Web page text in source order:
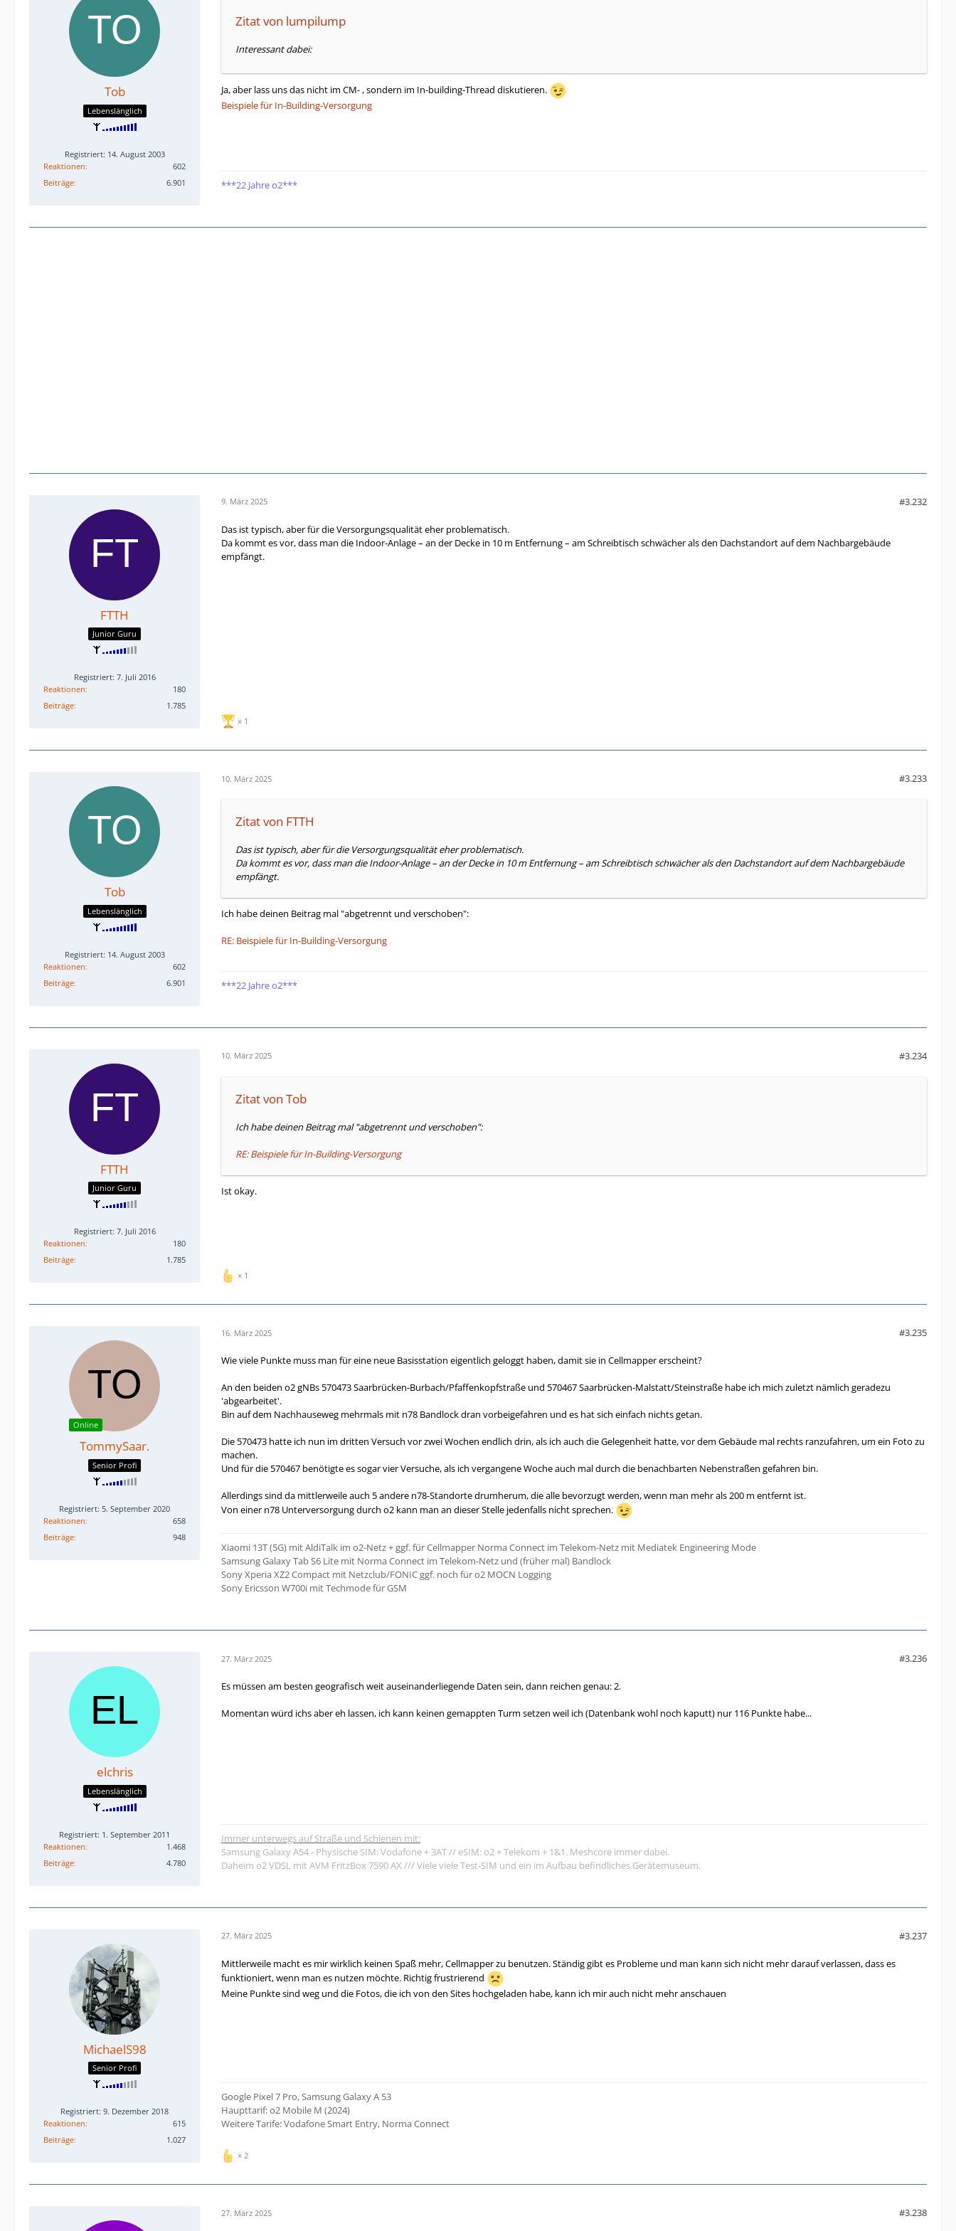
Tob
Lebenslänglich
Registriert: 14. August 2003
Reaktionen
602
Beiträge
6.901
Zitat von lumpilump
Interessant dabei:
Ja, aber lass uns das nicht im CM- , sondern im In-building-Thread diskutieren.
Beispiele für In-Building-Versorgung
***22 Jahre o2***
FTTH
Junior Guru
Registriert: 7. Juli 2016
Reaktionen
180
Beiträge
1.785
9. März 2025 #3.232
Das ist typisch, aber für die Versorgungsqualität eher problematisch.
Da kommt es vor, dass man die Indoor-Anlage – an der Decke in 10 m Entfernung – am Schreibtisch schwächer als den Dachstandort auf dem Nachbargebäude
empfängt.
1
Tob
Lebenslänglich
Registriert: 14. August 2003
Reaktionen
602
Beiträge
6.901
10. März 2025 #3.233
Zitat von FTTH
Das ist typisch, aber für die Versorgungsqualität eher problematisch.
Da kommt es vor, dass man die Indoor-Anlage – an der Decke in 10 m Entfernung – am Schreibtisch schwächer als den Dachstandort auf dem Nachbargebäude
empfängt.
Ich habe deinen Beitrag mal "abgetrennt und verschoben":
RE: Beispiele für In-Building-Versorgung
***22 Jahre o2***
FTTH
Junior Guru
Registriert: 7. Juli 2016
Reaktionen
180
Beiträge
1.785
10. März 2025 #3.234
Zitat von Tob
Ich habe deinen Beitrag mal "abgetrennt und verschoben":
RE: Beispiele für In-Building-Versorgung
Ist okay.
1
Online
TommySaar.
Senior Profi
Registriert: 5. September 2020
Reaktionen
658
Beiträge
948
16. März 2025 #3.235
Wie viele Punkte muss man für eine neue Basisstation eigentlich geloggt haben, damit sie in Cellmapper erscheint?
An den beiden o2 gNBs 570473 Saarbrücken-Burbach/Pfaffenkopfstraße und 570467 Saarbrücken-Malstatt/Steinstraße habe ich mich zuletzt nämlich geradezu
'abgearbeitet'.
Bin auf dem Nachhauseweg mehrmals mit n78 Bandlock dran vorbeigefahren und es hat sich einfach nichts getan.
Die 570473 hatte ich nun im dritten Versuch vor zwei Wochen endlich drin, als ich auch die Gelegenheit hatte, vor dem Gebäude mal rechts ranzufahren, um ein Foto zu
machen.
Und für die 570467 benötigte es sogar vier Versuche, als ich vergangene Woche auch mal durch die benachbarten Nebenstraßen gefahren bin.
Allerdings sind da mittlerweile auch 5 andere n78-Standorte drumherum, die alle bevorzugt werden, wenn man mehr als 200 m entfernt ist.
Von einer n78 Unterversorgung durch o2 kann man an dieser Stelle jedenfalls nicht sprechen.
Xiaomi 13T (5G) mit AldiTalk im o2-Netz + ggf. für Cellmapper Norma Connect im Telekom-Netz mit Mediatek Engineering Mode
Samsung Galaxy Tab S6 Lite mit Norma Connect im Telekom-Netz und (früher mal) Bandlock
Sony Xperia XZ2 Compact mit Netzclub/FONIC ggf. noch für o2 MOCN Logging
Sony Ericsson W700i mit Techmode für GSM
elchris
Lebenslänglich
Registriert: 1. September 2011
Reaktionen
1.468
Beiträge
4.780
27. März 2025 #3.236
Es müssen am besten geografisch weit auseinanderliegende Daten sein, dann reichen genau: 2.
Momentan würd ichs aber eh lassen, ich kann keinen gemappten Turm setzen weil ich (Datenbank wohl noch kaputt) nur 116 Punkte habe...
Immer unterwegs auf Straße und Schienen mit:
Samsung Galaxy A54 - Physische SIM: Vodafone + 3AT // eSIM: o2 + Telekom + 1&1. Meshcore immer dabei.
Daheim o2 VDSL mit AVM FritzBox 7590 AX /// Viele viele Test-SIM und ein im Aufbau befindliches Gerätemuseum.
MichaelS98
Senior Profi
Registriert: 9. Dezember 2018
Reaktionen
615
Beiträge
1.027
27. März 2025 #3.237
Mittlerweile macht es mir wirklich keinen Spaß mehr, Cellmapper zu benutzen. Ständig gibt es Probleme und man kann sich nicht mehr darauf verlassen, dass es
funktioniert, wenn man es nutzen möchte. Richtig frustrierend
Meine Punkte sind weg und die Fotos, die ich von den Sites hochgeladen habe, kann ich mir auch nicht mehr anschauen
Google Pixel 7 Pro, Samsung Galaxy A 53
Haupttarif: o2 Mobile M (2024)
Weitere Tarife: Vodafone Smart Entry, Norma Connect
2
27. März 2025 #3.238